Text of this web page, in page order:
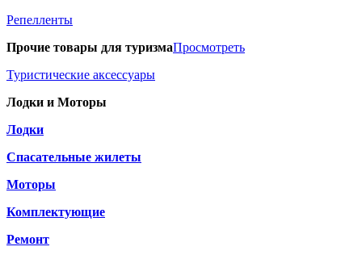
Репелленты
Прочие товары для туризмаПросмотреть
Туристические аксессуары
Лодки и Моторы
Лодки
Спасательные жилеты
Моторы
Комплектующие
Ремонт